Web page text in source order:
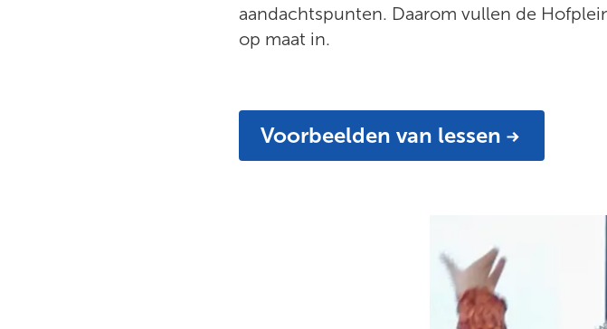
aandachtspunten. Daarom vullen de
op maat in.
Voorbeelden van lessen